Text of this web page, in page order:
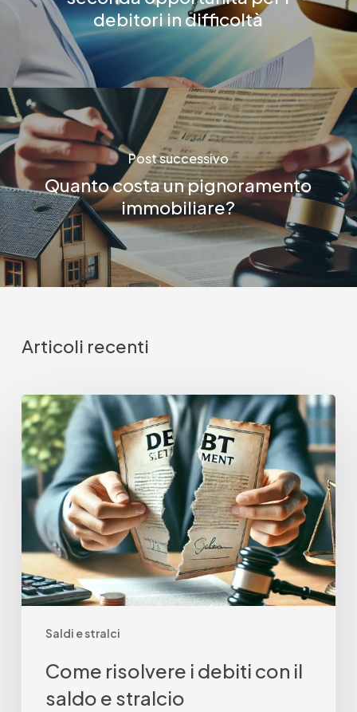
debitori in difficoltà
Post successivo
Quanto costa un pignoramento
immobiliare?
Articoli recenti
Saldi e stralci
Come
risolvere
i
debiti
con
saldo
stralcio
Come risolvere i debiti con il
saldo e stralcio